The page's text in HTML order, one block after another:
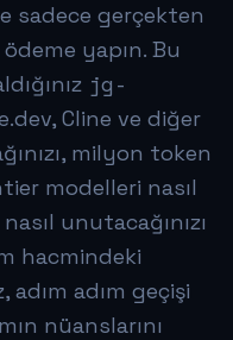
sadece gerçekten
yapın. Bu
jg-
Cline ve diğer
milyon token
modelleri nasıl
unutacağınızı
hacmindeki
adım adım geçişi
nüanslarını